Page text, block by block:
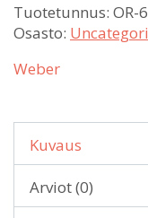
Tuotetunnus: OR-
Osasto:
Weber
Kuvaus
Arviot (0)